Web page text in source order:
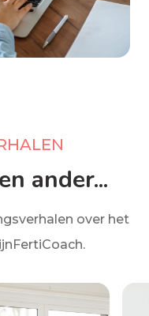
ander...
over het